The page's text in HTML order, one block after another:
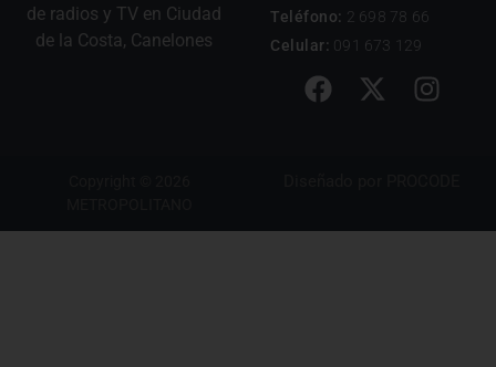
de radios y TV en Ciudad
de la Costa, Canelones
Teléfono: 2 698 78 66
Celular: 091 673 129